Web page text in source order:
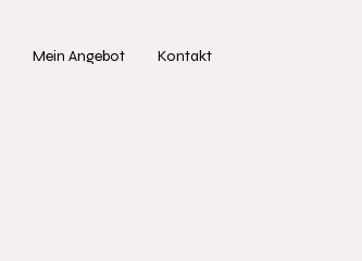
Mein Angebot Kontakt